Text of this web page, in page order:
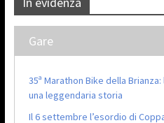
Gare
35ª Marathon Bike della
una leggendaria storia
Il 6 settembre l’esordio di